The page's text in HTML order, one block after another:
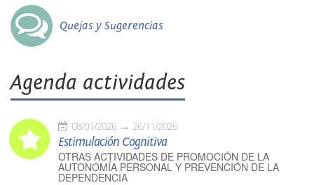
Quejas y Sugerencias
Agenda actividades
08/01/2026 26/11/2026
Estimulación Cognitiva
OTRAS ACTIVIDADES DE PROMOCIÓN DE LA
AUTONOMÍA PERSONAL Y PREVENCIÓN DE LA
DEPENDENCIA